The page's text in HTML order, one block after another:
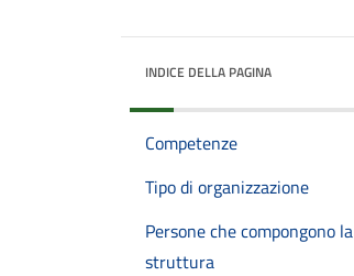
INDICE DELLA PAGINA
Competenze
Tipo di organizzazione
Persone che compongono la
struttura